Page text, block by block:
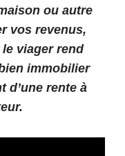
ou autre
vos revenus,
le viagerrend
immobilier
d’une rente à